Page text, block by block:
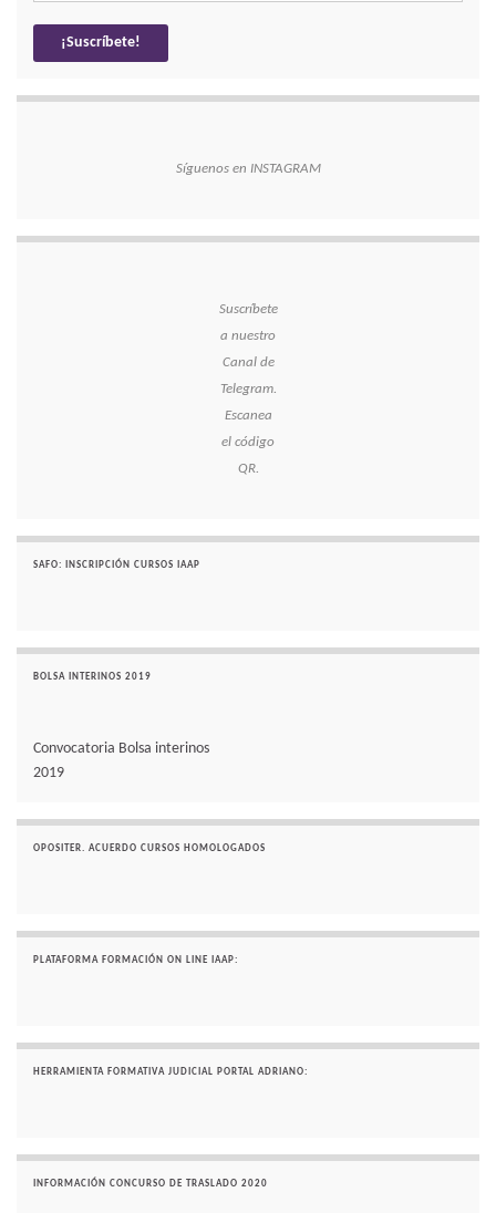
Síguenos en INSTAGRAM
Suscríbete
a nuestro
Canal de
Telegram.
Escanea
el código
QR.
SAFO: INSCRIPCIÓN CURSOS IAAP
BOLSA INTERINOS 2019
Convocatoria Bolsa interinos
2019
OPOSITER. ACUERDO CURSOS HOMOLOGADOS
PLATAFORMA FORMACIÓN ON LINE IAAP:
HERRAMIENTA FORMATIVA JUDICIAL PORTAL ADRIANO:
INFORMACIÓN CONCURSO DE TRASLADO 2020